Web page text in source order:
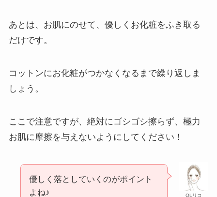
あとは、お肌にのせて、優しくお化粧をふき取る
だけです。
コットンにお化粧がつかなくなるまで繰り返しま
しょう。
ここで注意ですが、絶対にゴシゴシ擦らず、極力
お肌に摩擦を与えないようにしてください！
OLリコ
優しく落としていくのがポイント
よね♪